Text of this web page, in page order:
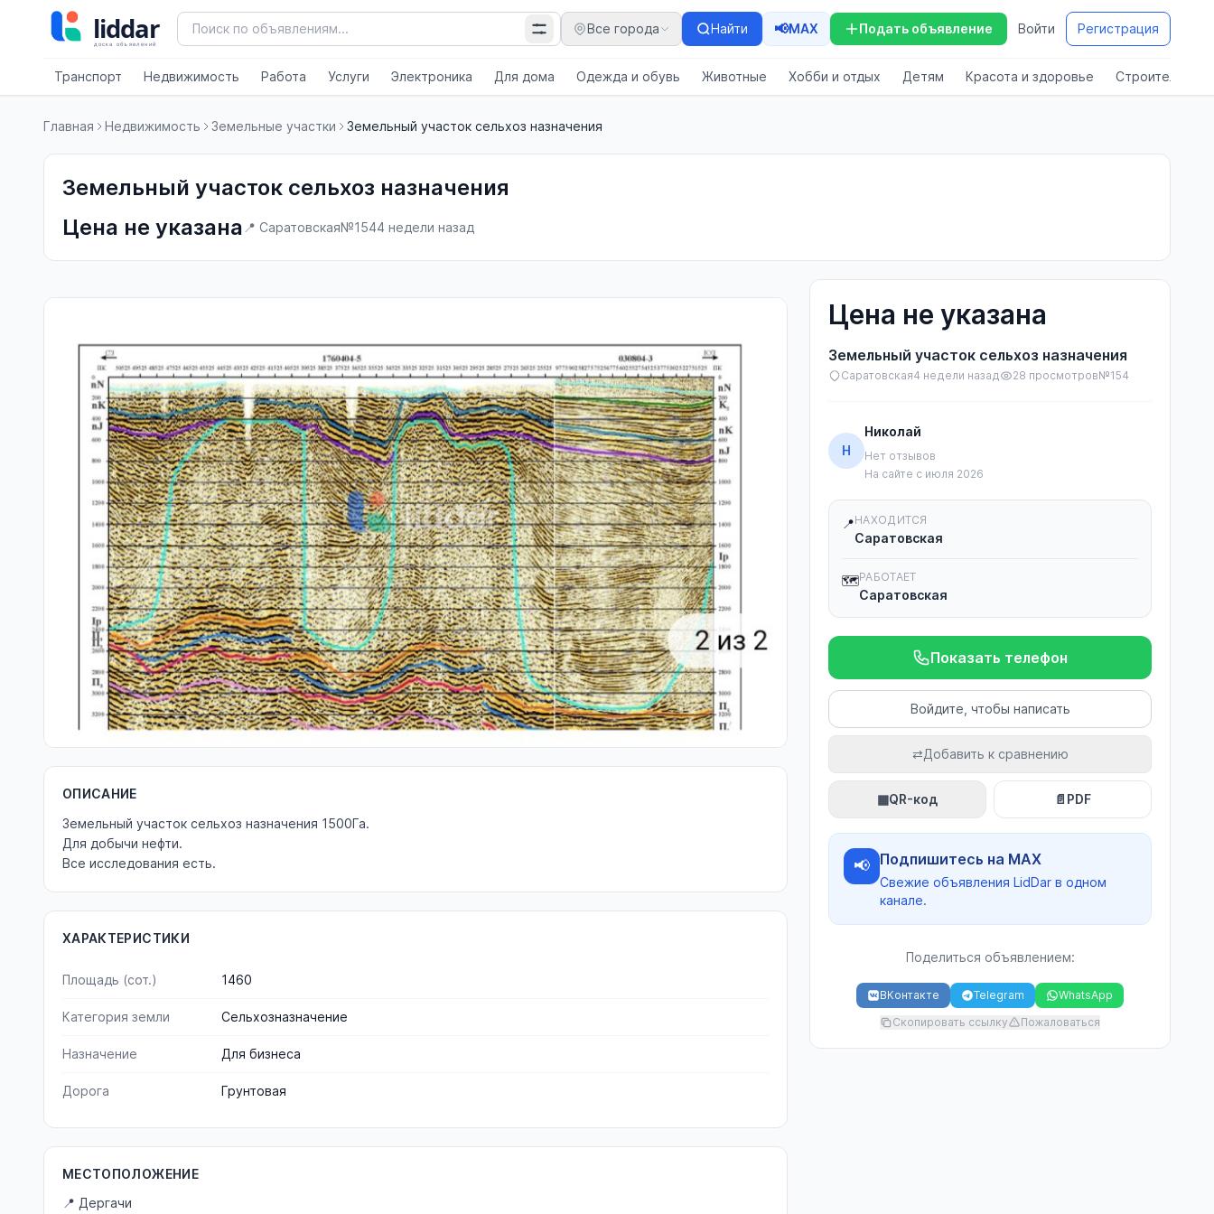
Все города Найти 📢MAX Подать объявление Войти Регистрация
Транспорт Недвижимость Работа Услуги Электроника Для дома Одежда и обувь Животные Хобби и отдых Детям Красота и здоровье Строительство
Главная Недвижимость Земельные участки Земельный участок сельхоз назначения
Земельный участок сельхоз назначения
Цена не указана 📍 Саратовская№1544 недели назад
ОПИСАНИЕ
Земельный участок сельхоз назначения 1500Га.
Для добычи нефти.
Все исследования есть.
ХАРАКТЕРИСТИКИ
Площадь (сот.) 1460
Категория земли Сельхозназначение
Назначение Для бизнеса
Дорога Грунтовая
МЕСТОПОЛОЖЕНИЕ
📍 Дергачи
Цена не указана
Земельный участок сельхоз назначения
Саратовская4 недели назад 28 просмотров№154
Н
Николай
Нет отзывов
На сайте с июля 2026
📍НАХОДИТСЯ
Саратовская
🗺️РАБОТАЕТ
Саратовская
Показать телефон
Войдите, чтобы написать
⇄Добавить к сравнению
▦QR-код 📄 PDF
📢 Подпишитесь на MAX
Свежие объявления LidDar в одном
канале.
Поделиться объявлением:
ВКонтакте Telegram
WhatsApp
Скопировать ссылку
Пожаловаться